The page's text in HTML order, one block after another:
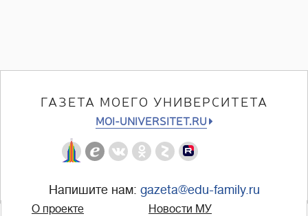
ГАЗЕТА МОЕГО УНИВЕРСИТЕТА
MOI-UNIVERSITET.RU
Напишите нам: gazeta@edu-family.ru
О проекте
Новости МУ